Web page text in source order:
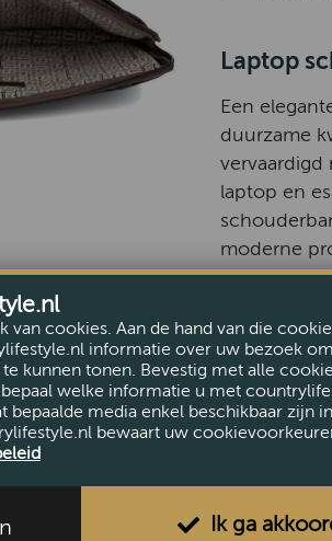
Laptop
Een
duurzame
laptop en
moderne
waardeert.
cookies. Aan de hand van die
informatie over uw bezoek
kunnen tonen. Bevestig met alle
welke informatie u met
media enkel beschikbaar zijn
bewaart uw
Ik ga